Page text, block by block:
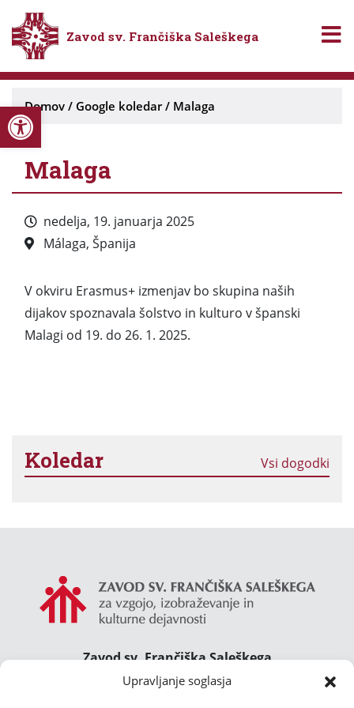
Open toolbar
Upravljanje soglasja
Zavod sv. Frančiška Saleškega
Domov / Google koledar/ Malaga
Malaga
nedelja, 19. januarja 2025
Málaga, Španija
V okviru Erasmus+ izmenjav bo skupina naših
dijakov spoznavala šolstvo in kulturo v španski
Malagi od 19. do 26. 1. 2025.
Koledar Vsi dogodki
Zavod sv. Frančiška Saleškega
Gimnazija Želimlje ° Dom Janeza Boska ° Majcnov